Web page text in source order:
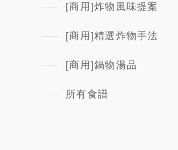
[商用]炸物風味提案
[商用]精選炸物手法
[商用]鍋物湯品
所有食譜